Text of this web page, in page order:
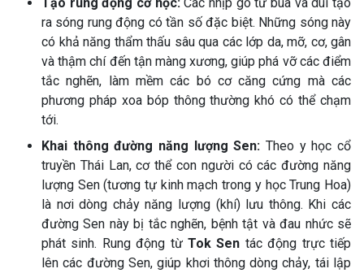
ra sóng rung động có tần số đặc biệt. Những sóng này
có khả năng thẩm thấu sâu qua các lớp da, mỡ, cơ, gân
và thậm chí đến tận màng xương, giúp phá vỡ các điểm
tắc nghẽn, làm mềm các bó cơ căng cứng mà các
phương pháp xoa bóp thông thường khó có thể chạm
tới.
Khai thông đường năng lượng Sen: Theo y học cổ
truyền Thái Lan, cơ thể con người có các đường năng
lượng Sen (tương tự kinh mạch trong y học Trung Hoa)
là nơi dòng chảy năng lượng (khí) lưu thông. Khi các
đường Sen này bị tắc nghẽn, bệnh tật và đau nhức sẽ
phát sinh. Rung động từ Tok Sen tác động trực tiếp
lên các đường Sen, giúp khơi thông dòng chảy, tái lập